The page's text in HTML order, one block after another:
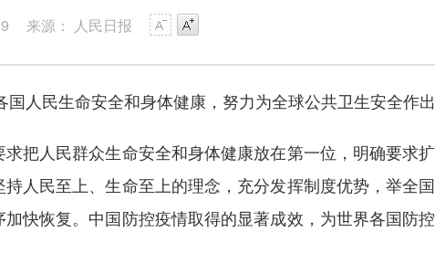
来源： 人民日报
民生命安全和身体健康，努力为全球公共卫生安全作
人民群众生命安全和身体健康放在第一位，明确要求
人民至上、生命至上的理念，充分发挥制度优势，举全国
快恢复。中国防控疫情取得的显著成效，为世界各国防